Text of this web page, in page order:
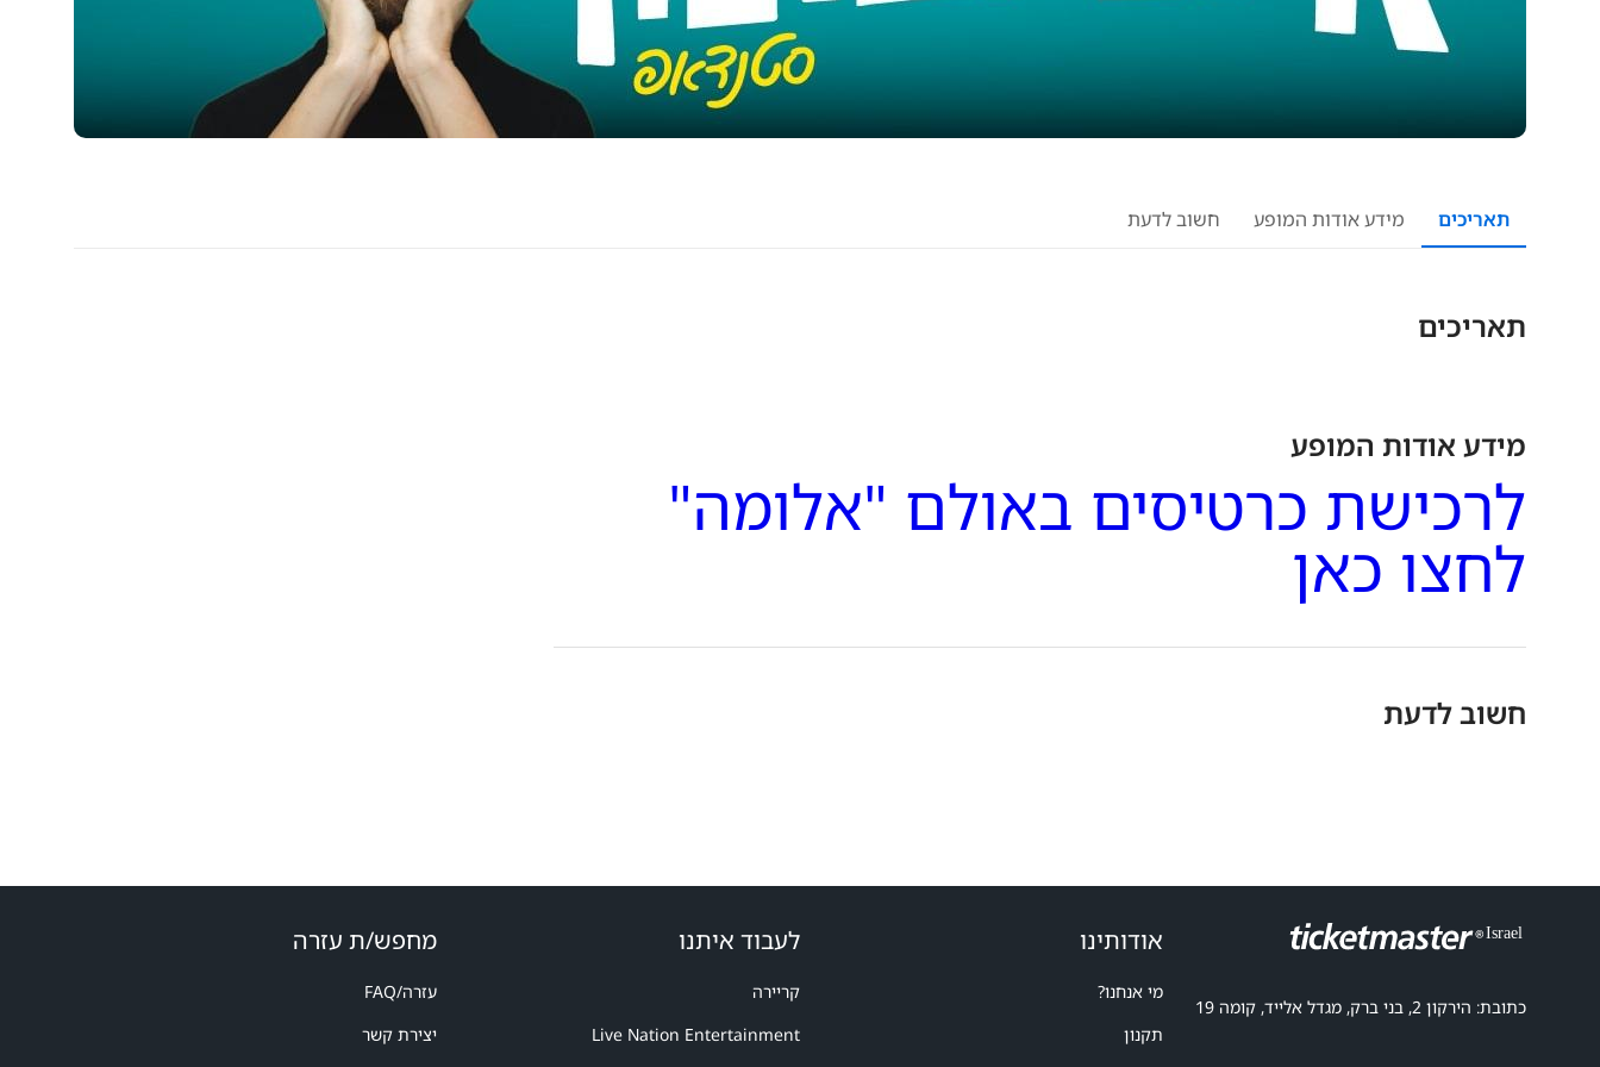
תאריכים מידע אודות המופע חשוב לדעת
תאריכים
מידע אודות המופע
לרכישת כרטיסים באולם "אלומה"
לחצו כאן
חשוב לדעת
כתובת: הירקון 2, בני ברק, מגדל אלייד, קומה 19
אודותינו
מי אנחנו?
תקנון
לעבוד איתנו
קריירה
Live Nation Entertainment
מחפש/ת עזרה
עזרה/FAQ
יצירת קשר